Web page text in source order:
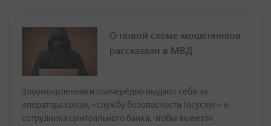
О новой схеме мошенников
рассказали в МВД
Злоумышленники поочерёдно выдают себя за
оператора связи, «службу безопасности Госуслуг» и
сотрудника Центрального банка, чтобы вывезти